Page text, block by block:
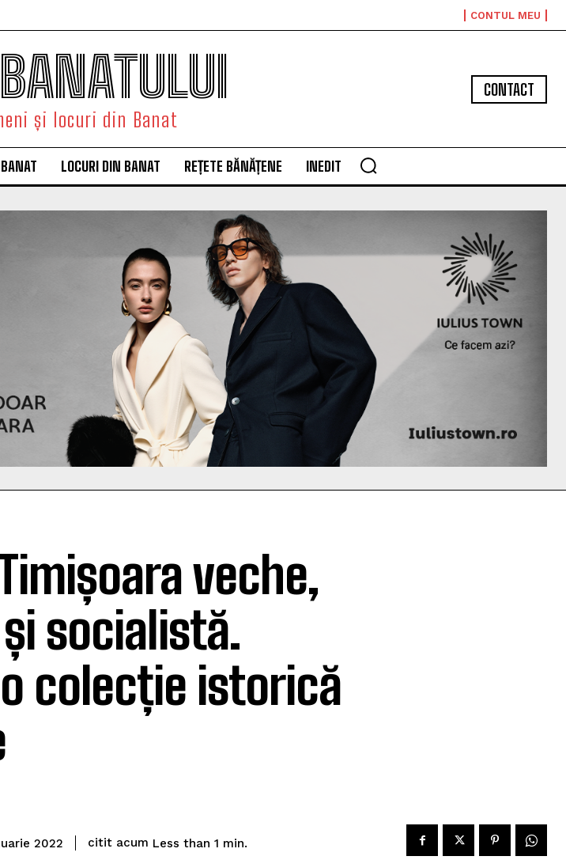
CONTUL MEU
și locuri din Banat
CONTACT
LOCURI DIN BANAT REȚETE BĂNĂȚENE INEDIT
veche,
socialistă.
colecție istorică
2022 citit acum Less than 1 min.